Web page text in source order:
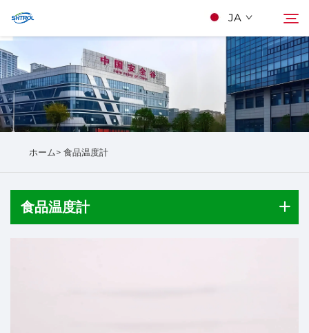
JA
当社について
製品
検索
ホーム> 食品温度計
食品温度計